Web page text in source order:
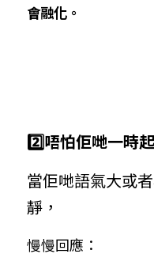
會融化。
2️⃣唔怕佢哋一時
當佢哋語氣大或
靜，
慢慢回應：